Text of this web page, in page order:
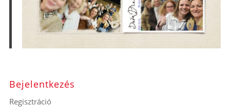
Bejelentkezés
Regisztráció